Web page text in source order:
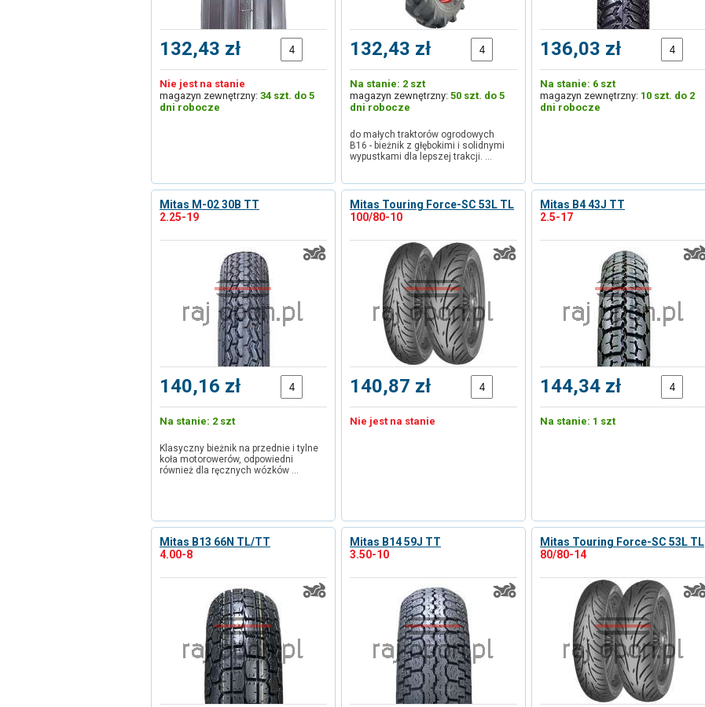
132,43 zł
Nie jest na stanie
magazyn zewnętrzny: 34 szt. do 5
dni robocze
132,43 zł
Na stanie: 2 szt
magazyn zewnętrzny: 50 szt. do 5
dni robocze
do małych traktorów ogrodowych
B16 - bieżnik z głębokimi i solidnymi
wypustkami dla lepszej trakcji. …
136,03 zł
Na stanie: 6 szt
magazyn zewnętrzny: 10 szt. do 2
dni robocze
Mitas M-02 30B TT
2.25-19
140,16 zł
Na stanie: 2 szt
Klasyczny bieżnik na przednie i tylne
koła motorowerów, odpowiedni
również dla ręcznych wózków …
Mitas Touring Force-SC 53L TL
100/80-10
140,87 zł
Nie jest na stanie
Mitas B4 43J TT
2.5-17
144,34 zł
Na stanie: 1 szt
Mitas B13 66N TL/TT
4.00-8
Mitas B14 59J TT
3.50-10
Mitas Touring Force-SC 53L TL
80/80-14